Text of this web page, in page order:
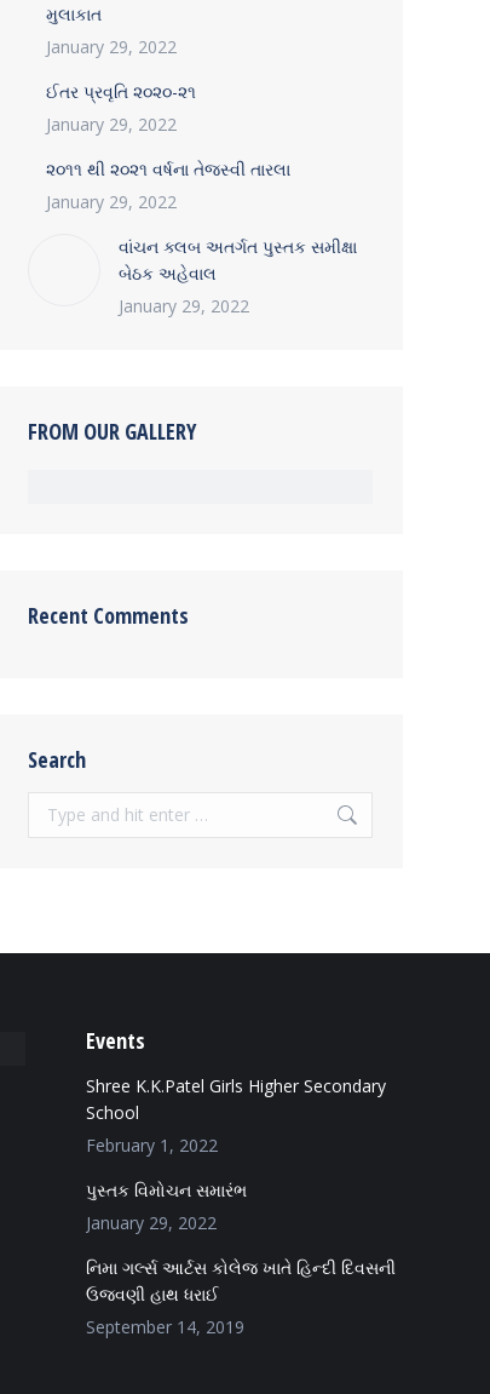
મુલાકાત
January 29, 2022
ઈતર પ્રવૃતિ ૨૦૨૦-૨૧
January 29, 2022
૨૦૧૧ થી ૨૦૨૧ વર્ષના તેજસ્વી તારલા
January 29, 2022
વાંચન ક્લબ અતર્ગત પુસ્તક સમીક્ષા
બેઠક અહેવાલ
January 29, 2022
FROM OUR GALLERY
Recent Comments
Search
Search:
Events
Shree K.K.Patel Girls Higher Secondary
School
February 1, 2022
પુસ્તક વિમોચન સમારંભ
January 29, 2022
નિમા ગર્લ્સ આર્ટસ કોલેજ ખાતે હિન્દી દિવસની
ઉજવણી હાથ ધરાઈ
September 14, 2019